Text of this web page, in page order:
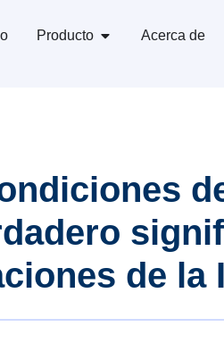
Producto Acerca de
de la